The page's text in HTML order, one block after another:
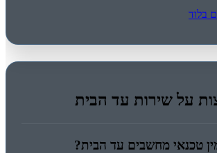
בלוד
על שירות עד הבית
טכנאי מחשבים עד הבית?